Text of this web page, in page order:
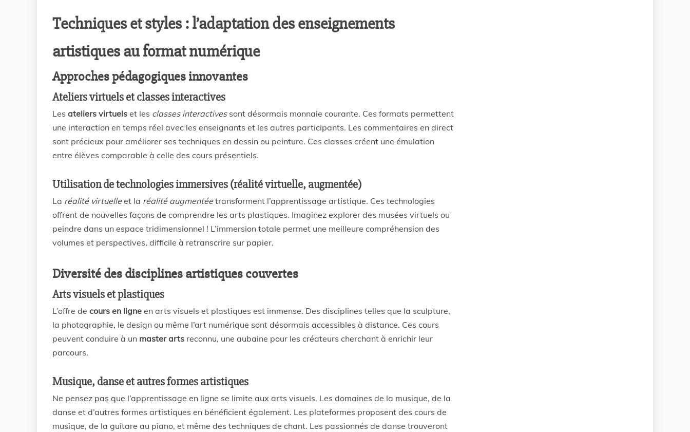
Techniques et styles : l’adaptation des enseignements
artistiques au format numérique
Approches pédagogiques innovantes
Ateliers virtuels et classes interactives
Les ateliers virtuels et les classes interactivessont désormais monnaie courante. Ces formats permettent
une interaction en temps réel avec les enseignants et les autres participants. Les commentaires en direct
sont précieux pour améliorer ses techniques en dessin ou peinture. Ces classes créent une émulation
entre élèves comparable à celle des cours présentiels.
Utilisation de technologies immersives (réalité virtuelle, augmentée)
La réalité virtuelleet la réalité augmentéetransforment l’apprentissage artistique. Ces technologies
offrent de nouvelles façons de comprendre les arts plastiques. Imaginez explorer des musées virtuels ou
peindre dans un espace tridimensionnel ! L’immersion totale permet une meilleure compréhension des
volumes et perspectives, difficile à retranscrire sur papier.
Diversité des disciplines artistiques couvertes
Arts visuels et plastiques
L’offre de cours en ligne en arts visuels et plastiques est immense. Des disciplines telles que la sculpture,
la photographie, le design ou même l’art numérique sont désormais accessibles à distance. Ces cours
peuvent conduire à un master arts reconnu, une aubaine pour les créateurs cherchant à enrichir leur
parcours.
Musique, danse et autres formes artistiques
Ne pensez pas que l’apprentissage en ligne se limite aux arts visuels. Les domaines de la musique, de la
danse et d’autres formes artistiques en bénéficient également. Les plateformes proposent des cours de
musique, de la guitare au piano, et même des techniques de chant. Les passionnés de danse trouveront